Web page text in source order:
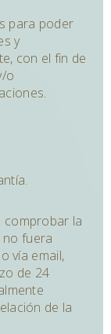
para poder
y
con el fin de
o
comprobar la
no fuera
vía email,
de 24
de la